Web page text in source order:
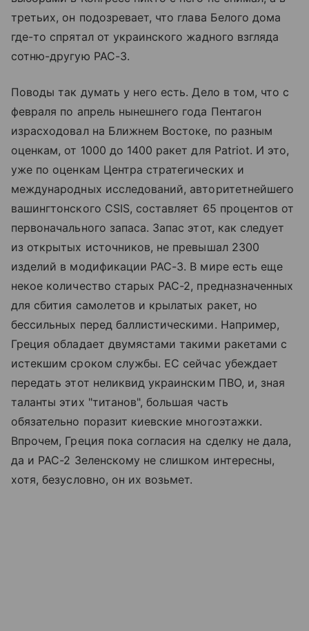
третьих, он подозревает, что глава Белого дома
где-то спрятал от украинского жадного взгляда
сотню-другую PAC-3.
Поводы так думать у него есть. Дело в том, что с
февраля по апрель нынешнего года Пентагон
израсходовал на Ближнем Востоке, по разным
оценкам, от 1000 до 1400 ракет для Patriot. И это,
уже по оценкам Центра стратегических и
международных исследований, авторитетнейшего
вашингтонского CSIS, составляет 65 процентов от
первоначального запаса. Запас этот, как следует
из открытых источников, не превышал 2300
изделий в модификации PAC-3. В мире есть еще
некое количество старых PAC-2, предназначенных
для сбития самолетов и крылатых ракет, но
бессильных перед баллистическими. Например,
Греция обладает двумястами такими ракетами с
истекшим сроком службы. ЕС сейчас убеждает
передать этот неликвид украинским ПВО, и, зная
таланты этих "титанов", большая часть
обязательно поразит киевские многоэтажки.
Впрочем, Греция пока согласия на сделку не дала,
да и PAC-2 Зеленскому не слишком интересны,
хотя, безусловно, он их возьмет.